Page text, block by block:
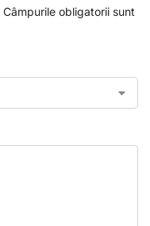
Câmpurile obligatorii sunt